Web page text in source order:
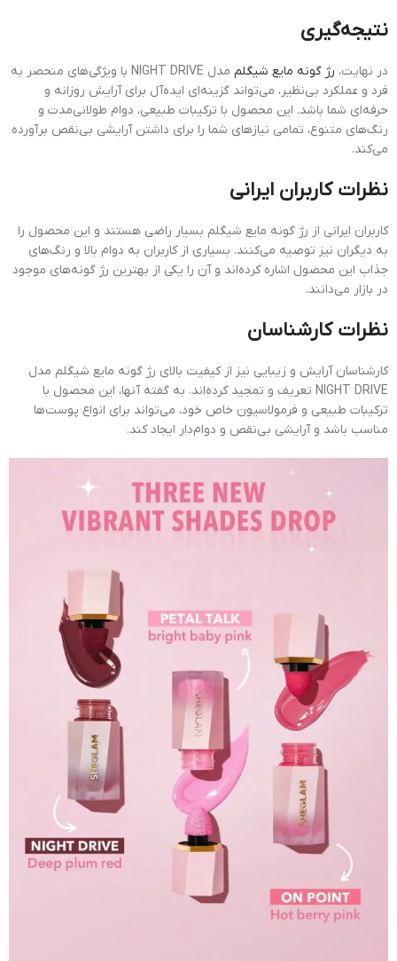
نتیجه‌گیری
در نهایت، رژ گونه مایع شیگلم
مدل NIGHT DRIVE با ویژگی‌های منحصر به
فرد و عملکرد بی‌نظیر، می‌تواند گزینه‌ای ایده‌آل برای آرایش روزانه و
حرفه‌ای شما باشد. این محصول با ترکیبات طبیعی، دوام طولانی‌مدت و
رنگ‌های متنوع، تمامی نیازهای شما را برای داشتن آرایشی بی‌نقص برآورده
می‌کند.
نظرات کاربران ایرانی
کاربران ایرانی از رژ گونه مایع شیگلم بسیار راضی هستند و این محصول را
به دیگران نیز توصیه می‌کنند. بسیاری از کاربران به دوام بالا و رنگ‌های
جذاب این محصول اشاره کرده‌اند و آن را یکی از بهترین رژ گونه‌های موجود
در بازار می‌دانند.
نظرات کارشناسان
کارشناسان آرایش و زیبایی نیز از کیفیت بالای رژ گونه مایع شیگلم مدل
NIGHT DRIVE تعریف و تمجید کرده‌اند. به گفته آنها، این محصول با
ترکیبات طبیعی و فرمولاسیون خاص خود، می‌تواند برای انواع پوست‌ها
مناسب باشد و آرایشی بی‌نقص و دوام‌دار ایجاد کند.